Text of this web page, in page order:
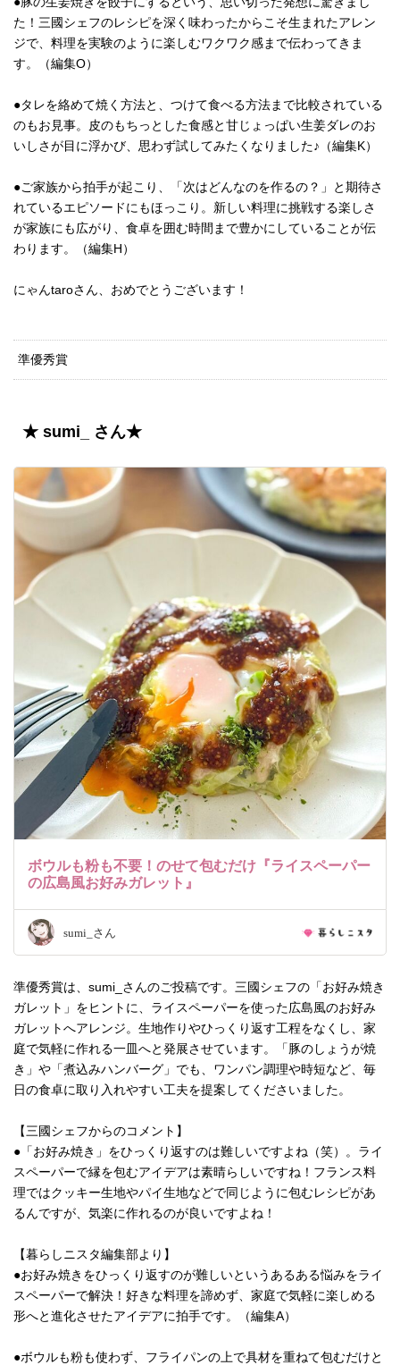
た！三國シェフのレシピを深く味わったからこそ生まれたアレン
ジで、料理を実験のように楽しむワクワク感まで伝わってきま
す。（編集O）
●タレを絡めて焼く方法と、つけて食べる方法まで比較されている
のもお見事。皮のもちっとした食感と甘じょっぱい生姜ダレのお
いしさが目に浮かび、思わず試してみたくなりました♪（編集K）
●ご家族から拍手が起こり、「次はどんなのを作るの？」と期待さ
れているエピソードにもほっこり。新しい料理に挑戦する楽しさ
が家族にも広がり、食卓を囲む時間まで豊かにしていることが伝
わります。（編集H）
にゃんtaroさん、おめでとうございます！
準優秀賞
★ sumi_ さん★
ボウルも粉も不要！のせて包むだけ『ライスペーパー
の広島風お好みガレット』
sumi_さん
準優秀賞は、sumi_さんのご投稿です。三國シェフの「お好み焼き
ガレット」をヒントに、ライスペーパーを使った広島風のお好み
ガレットへアレンジ。生地作りやひっくり返す工程をなくし、家
庭で気軽に作れる一皿へと発展させています。「豚のしょうが焼
き」や「煮込みハンバーグ」でも、ワンパン調理や時短など、毎
日の食卓に取り入れやすい工夫を提案してくださいました。
【三國シェフからのコメント】
●「お好み焼き」をひっくり返すのは難しいですよね（笑）。ライ
スペーパーで縁を包むアイデアは素晴らしいですね！フランス料
理ではクッキー生地やパイ生地などで同じように包むレシピがあ
るんですが、気楽に作れるのが良いですよね！
【暮らしニスタ編集部より】
●お好み焼きをひっくり返すのが難しいというあるある悩みをライ
スペーパーで解決！好きな料理を諦めず、家庭で気軽に楽しめる
形へと進化させたアイデアに拍手です。（編集A）
●ボウルも粉も使わず、フライパンの上で具材を重ねて包むだけと